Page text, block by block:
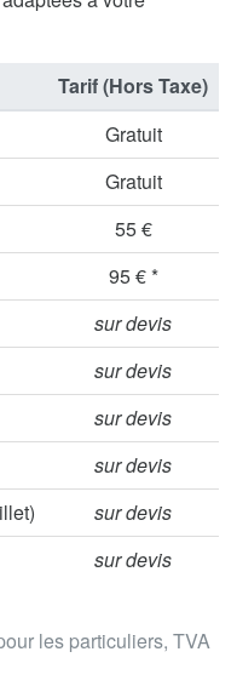
les particuliers, TVA
Tarif (Hors Taxe)
Gratuit
Gratuit
55 €
95 € *
sur devis
sur devis
sur devis
sur devis
sur devis
sur devis